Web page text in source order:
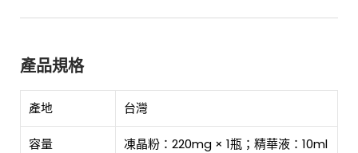
產品規格
產地 台灣
容量
凍晶粉：220mg × 1瓶；精華液：10ml